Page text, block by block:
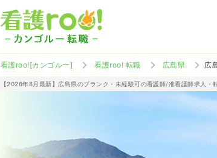
看護roo![カンゴルー] 看護roo! 転職 広島県 広
【2026年8月最新】広島県のブランク・未経験可の看護師/准看護師求人・